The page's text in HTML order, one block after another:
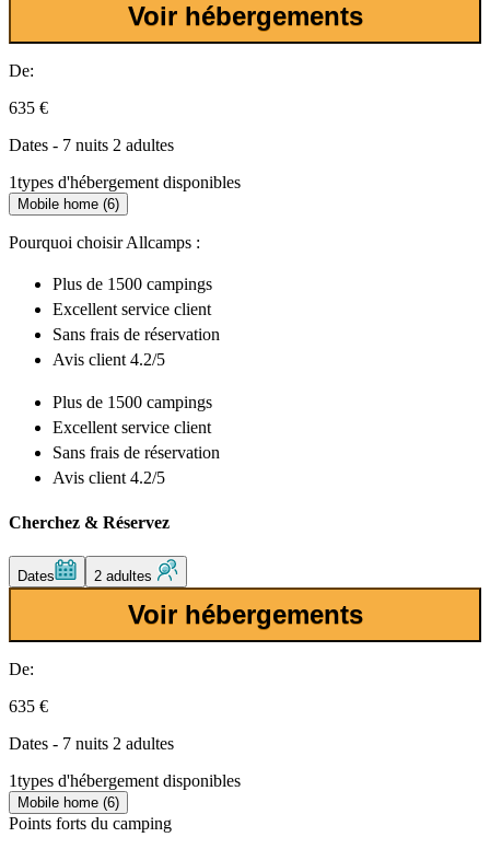
Voir hébergements
De:
635 €
Dates - 7 nuits 2 adultes
1types d'hébergement disponibles
Mobile home (6)
Pourquoi choisir Allcamps :
Plus de 1500 campings
Excellent service client
Sans frais de réservation
Avis client 4.2/5
Plus de 1500 campings
Excellent service client
Sans frais de réservation
Avis client 4.2/5
Cherchez & Réservez
Dates 2 adultes
Voir hébergements
De:
635 €
Dates - 7 nuits 2 adultes
1types d'hébergement disponibles
Mobile home (6)
Points forts du camping